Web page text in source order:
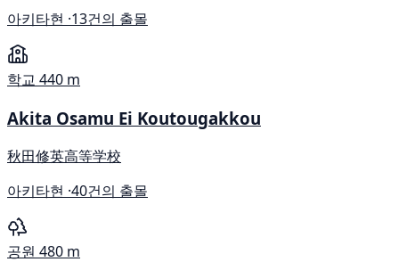
아키타현 ·13건의 출몰
학교 440 m
Akita Osamu Ei Koutougakkou
秋田修英高等学校
아키타현 ·40건의 출몰
공원 480 m